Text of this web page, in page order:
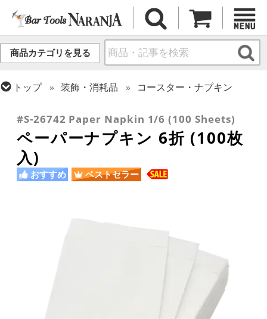
商品カテゴリを見る
トップ 装飾・消耗品
コースター・ナプキン
#S-26742 Paper Napkin 1/6 (100 Sheets)
ペーパーナプキン 6折 (100枚
入)
おすすめ ベストセラー